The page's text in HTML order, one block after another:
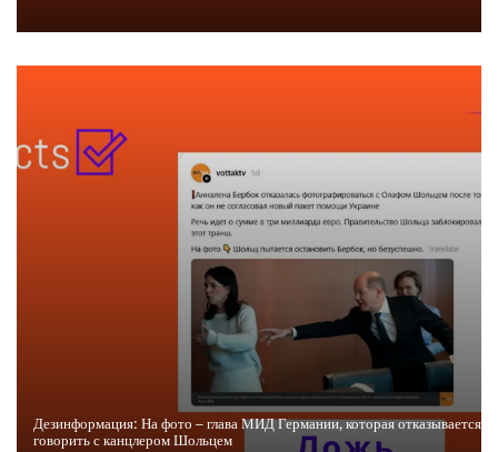
Дезинформация: На фото – глава МИД Германии, которая отказывается
говорить с канцлером Шольцем